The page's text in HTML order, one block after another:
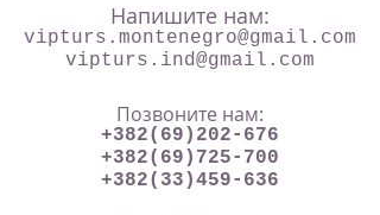
Напишите нам:
vipturs.montenegro@gmail.com
vipturs.ind@gmail.com
Позвоните нам:
+382(69)202-676
+382(69)725-700
+382(33)459-636